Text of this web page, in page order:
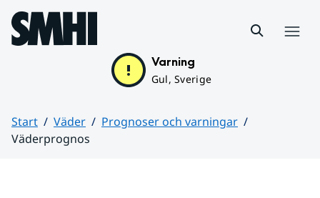
Hoppa till sidans innehåll
Varning
Gul, Sverige
Start Väder
Prognoser och varningar
Väderprognos